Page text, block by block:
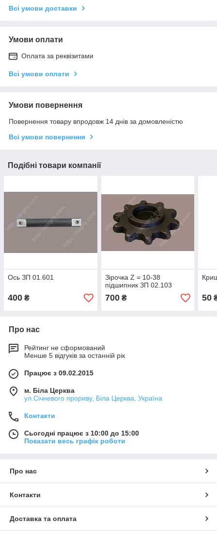
Всі умови доставки
Умови оплати
Оплата за реквізитами
Всі умови оплати
Умови повернення
Повернення товару впродовж 14 днів за домовленістю
Всі умови повернення
Подібні товари компанії
Ось ЗП 01.601
400 ₴
Зірочка Z = 10-38
підшипник ЗП 02.103
700₴ 50
Про нас
Рейтинг не сформований
Менше 5 відгуків за останній рік
Працює з 09.02.2015
м. Біла Церква
ул.Січневого прориву, Біла Церква, Україна
Контакти
Сьогодні працює з 10:00 до 15:00
Показати весь графік роботи
Про нас
Контакти
Доставка та оплата